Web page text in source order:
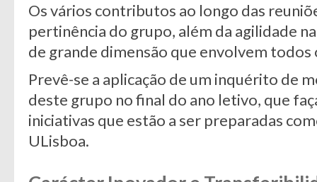
Os vários contributos ao longo das
pertinência do grupo, além da agilidade
de grande dimensão que envolvem
Prevê-se a aplicação de um inquérito de
deste grupo no final do ano letivo, que
iniciativas que estão a ser preparadas
ULisboa.